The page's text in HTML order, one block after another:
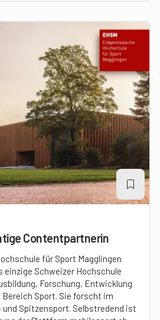
Contentpartnerin
für Sport Magglingen
einzige Schweizer Hochschule
Forschung, Entwicklung
Sport. Sie forscht im
Spitzensport. Selbstredend ist